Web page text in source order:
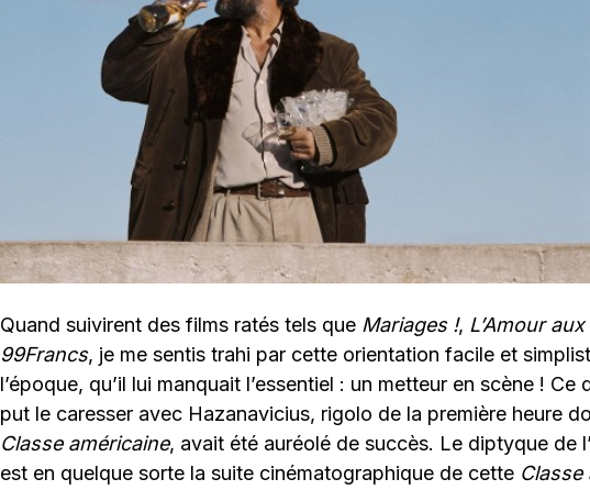
Quand suivirent des films ratés tels que Mariages !, L’Amour
99Francs, je me sentis trahi par cette orientation facile et
l’époque, qu’il lui manquait l’essentiel : un metteur en scène !
put le caresser avec Hazanavicius, rigolo de la première heure
Classe américaine, avait été auréolé de succès. Le diptyque de
est en quelque sorte la suite cinématographique de cette Classe